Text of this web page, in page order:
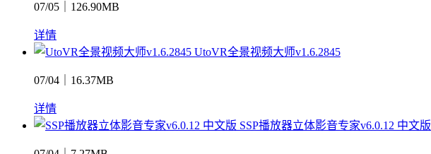
07/05｜126.90MB
详情
UtoVR全景视频大师v1.6.2845
07/04｜16.37MB
详情
SSP播放器立体影音专家v6.0.12 中文版